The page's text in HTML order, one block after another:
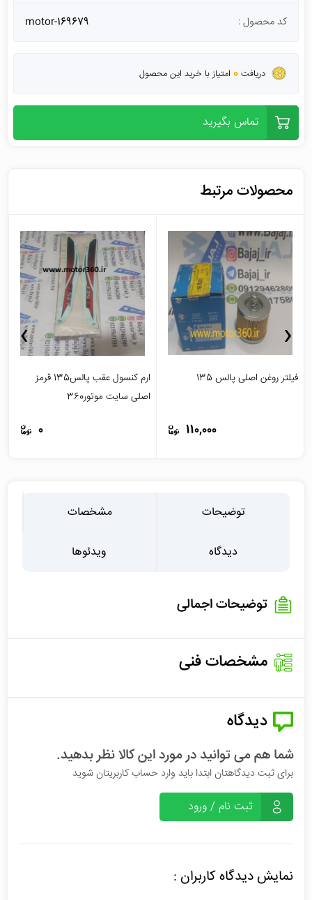
کد محصول : motor-169679
دریافت 0امتیاز با خرید این محصول
تماس بگیرید
محصولات مرتبط
فیلتر روغن اصلی پالس 135
110,000
ارم کنسول عقب پالس135 قرمز
اصلی سایت موتور360
0
‹
›
توضیحات مشخصات
دیدگاه ویدئوها
توضیحات اجمالی
مشخصات فنی
دیدگاه
شما هم می توانید در مورد این کالا نظر بدهید.
برای ثبت دیدگاهتان ابتدا باید وارد حساب کاربریتان شوید
ثبت نام / ورود
نمایش دیدگاه کاربران :